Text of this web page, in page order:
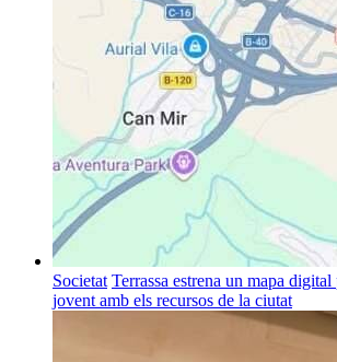
Societat Terrassa estrena un mapa
jovent amb els recursos de la ciutat